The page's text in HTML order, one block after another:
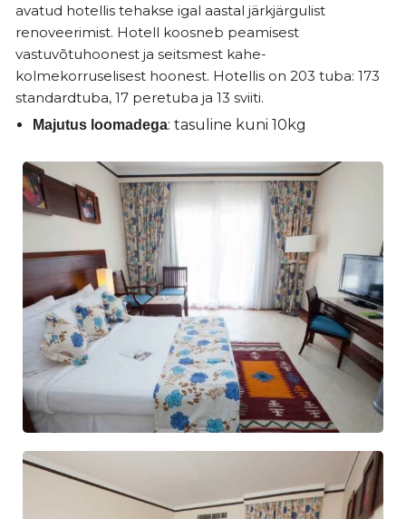
avatud hotellis tehakse igal aastal järkjärgulist
renoveerimist. Hotell koosneb peamisest
vastuvõtuhoonest ja seitsmest kahe-
kolmekorruselisest hoonest. Hotellis on 203 tuba: 173
standardtuba, 17 peretuba ja 13 sviiti.
Majutus loomadega: tasuline kuni 10kg